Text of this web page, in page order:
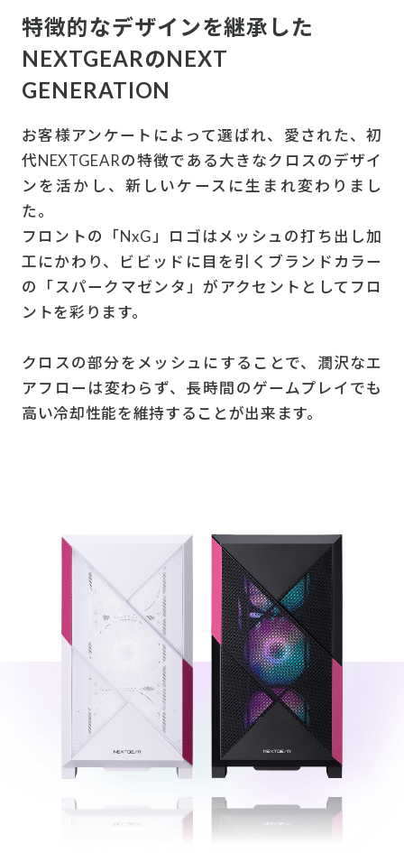
特徴的なデザインを継承した
NEXTGEARのNEXT
GENERATION
お客様アンケートによって選ばれ、愛された、初
代NEXTGEARの特徴である大きなクロスのデザイ
ンを活かし、新しいケースに生まれ変わりまし
た。
フロントの「NxG」ロゴはメッシュの打ち出し加
工にかわり、ビビッドに目を引くブランドカラー
の「スパークマゼンタ」がアクセントとしてフロ
ントを彩ります。
クロスの部分をメッシュにすることで、潤沢なエ
アフローは変わらず、長時間のゲームプレイでも
高い冷却性能を維持することが出来ます。